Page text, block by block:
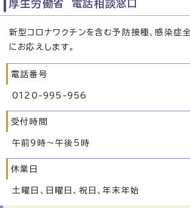
厚生労働省 電話相談窓口
新型コロナワクチンを含む予防接種、感染症
にお応えします。
電話番号
0120-995-956
受付時間
午前9時～午後5時
休業日
土曜日、日曜日、祝日、年末年始